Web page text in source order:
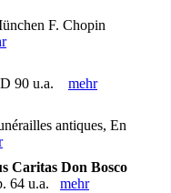
F. Chopin
D 90 u.a. mehr
antiques, En
Caritas Don Bosco
64 u.a. mehr